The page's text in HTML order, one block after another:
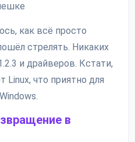
как всё просто
стрелять. Никаких
и драйверов. Кстати,
Linux, что приятно для
в